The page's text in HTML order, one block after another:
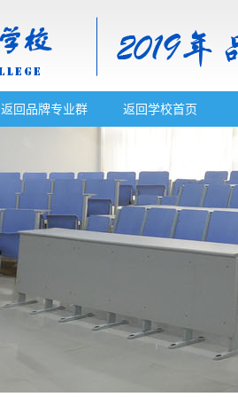
返回品牌专业群 返回学校首页